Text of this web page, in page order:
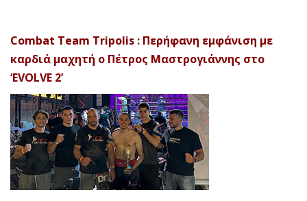
Combat Team Tripolis : Περήφανη εμφάνιση με
καρδιά μαχητή ο Πέτρος Μαστρογιάννης στο
‘EVOLVE 2’